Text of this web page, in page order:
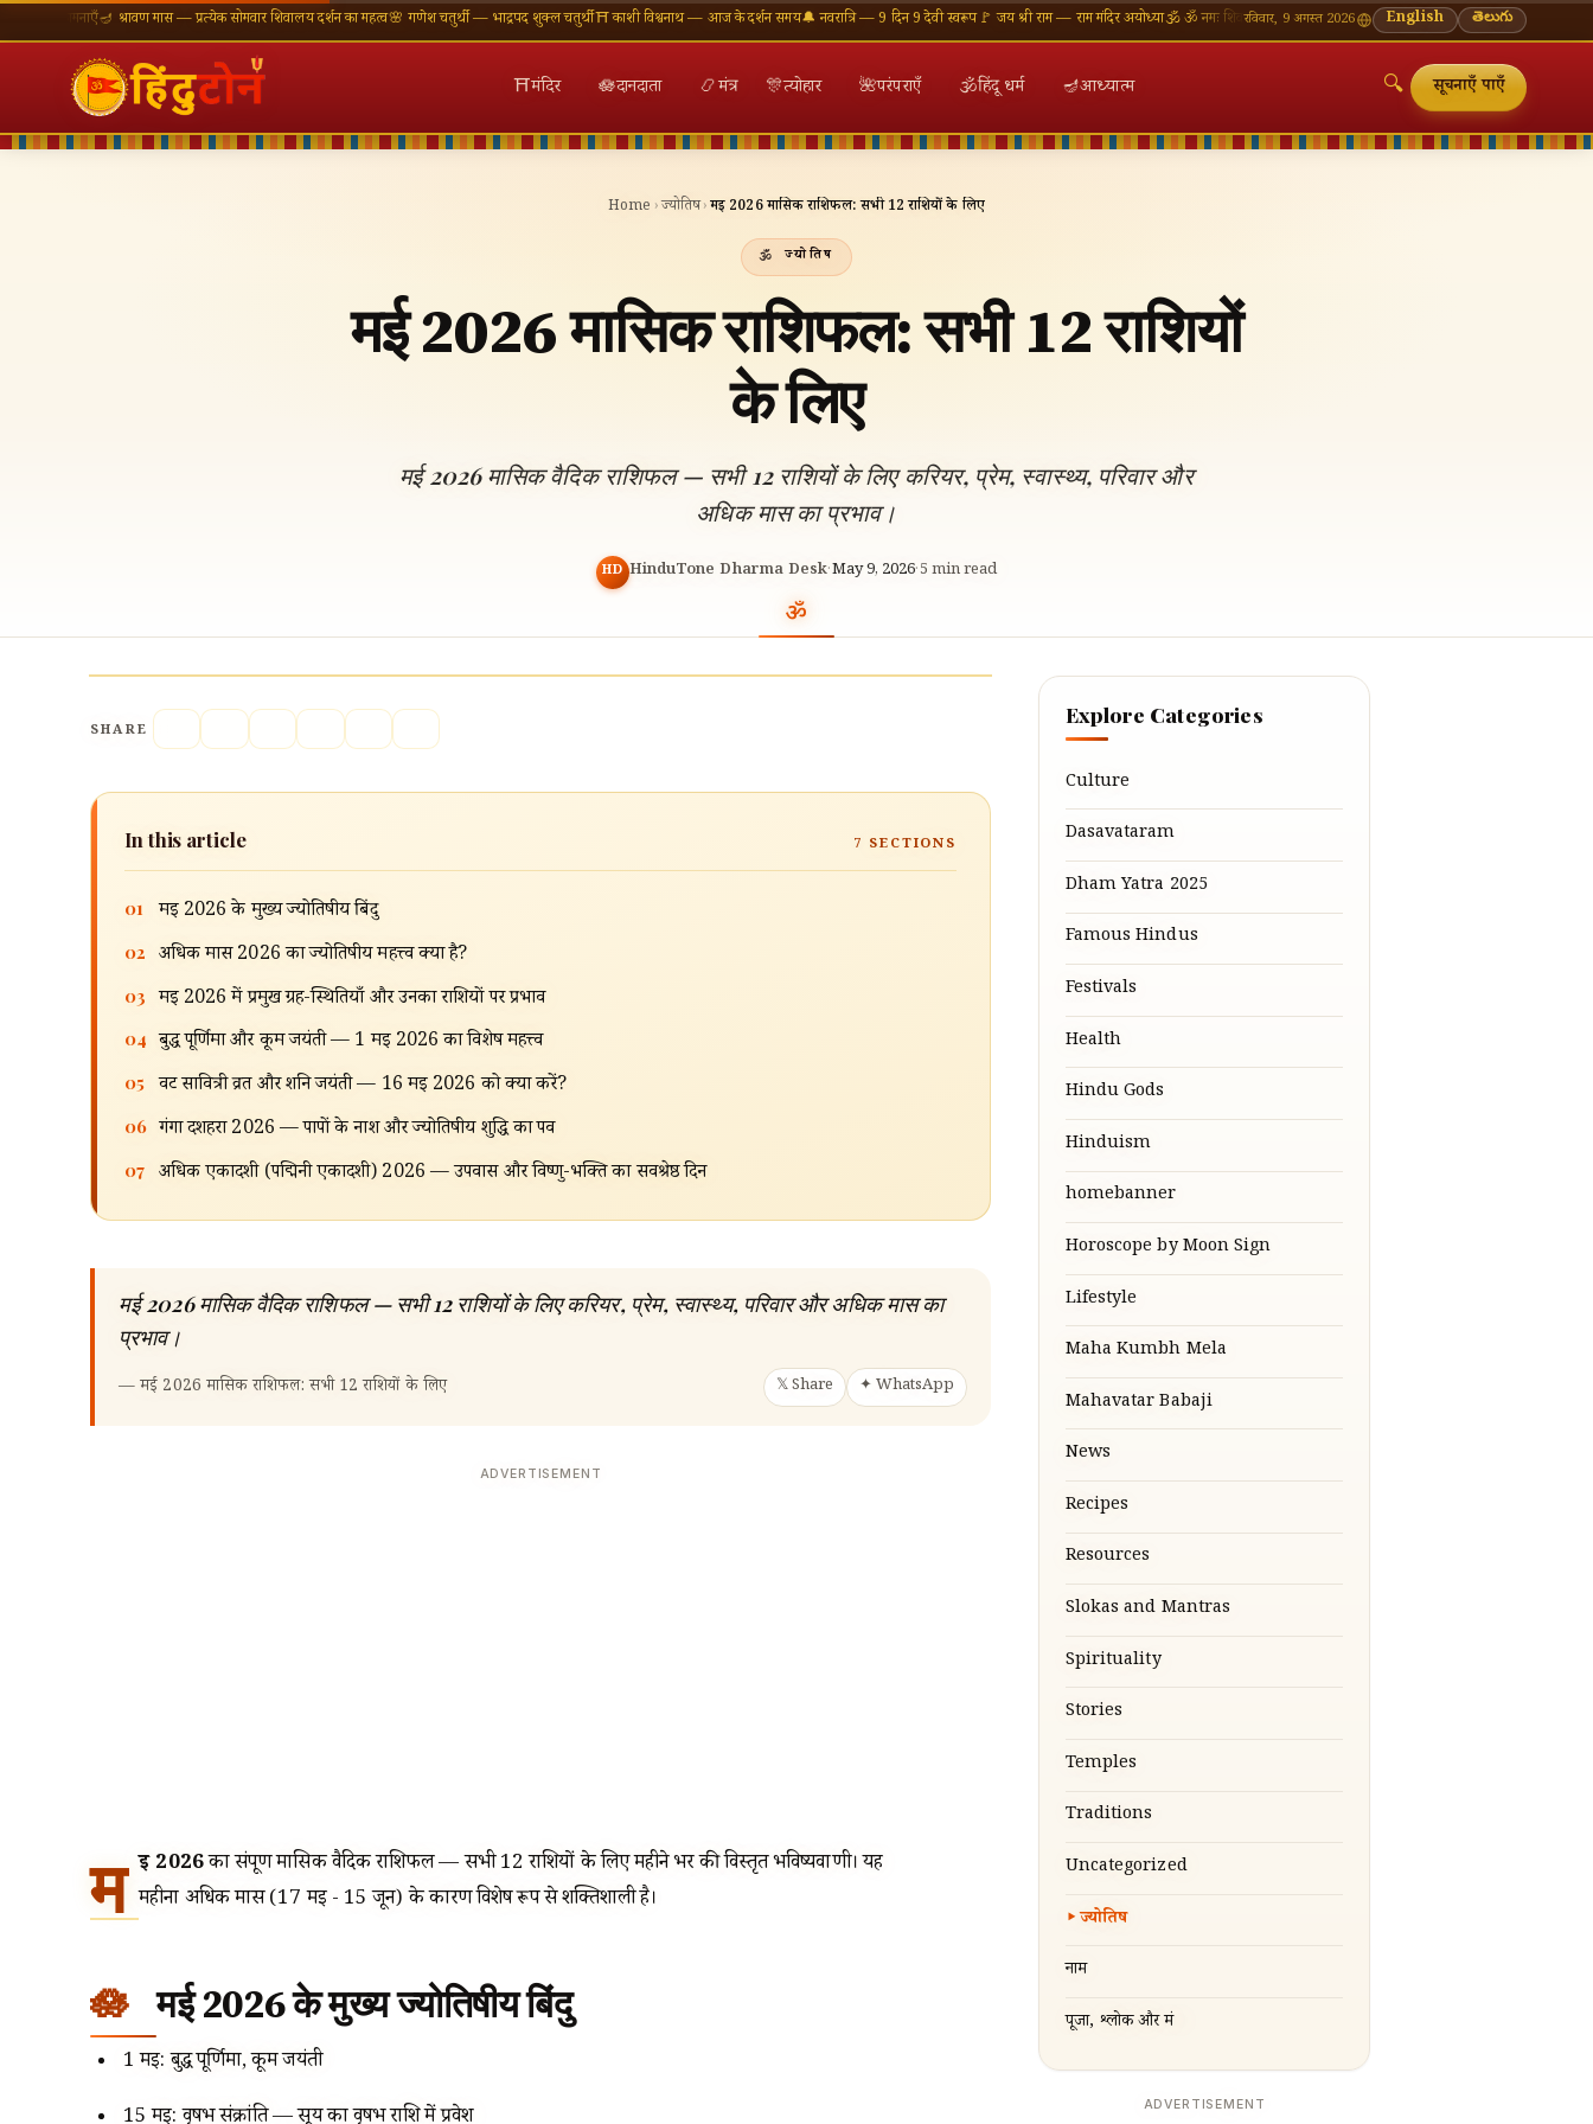
🪔 श्रावण मास — प्रत्येक सोमवार शिवालय दर्शन का महत्व🌸 गणेश चतुर्थी — भाद्रपद शुक्ल चतुर्थी ⛩ काशी विश्वनाथ — आज के दर्शन समय🔔 नवरात्रि — 9 दिन 9 देवी स्वरूप🚩 जय श्री राम — राम मंदिर अयोध्या🕉 ॐ नमः शिवाय — सोमवार व्रत की शुभकामनाएँ🪔 श्रावण मास — प्रत्येक सोमवार शिवालय दर्शन
रविवार, 9 अगस्त 2026 English తెలుగు
⛩मंदिर 🪷दानदाता 📿मंत्र 🎊त्योहार 🌺परंपराएँ 🕉हिंदू धर्म 🪔आध्यात्म 🔍 सूचनाएँ पाएँ
Home ›ज्योतिष›मई 2026 मासिक राशिफल: सभी 12 राशियों के लिए
ज्योतिष
मई 2026 मासिक राशिफल: सभी 12 राशियों
के लिए
मई 2026 मासिक वैदिक राशिफल — सभी 12 राशियों के लिए करियर, प्रेम, स्वास्थ्य, परिवार और
अधिक मास का प्रभाव।
HD HinduTone Dharma Desk·May 9, 2026·5 min read
SHARE
In this article 7 SECTIONS
01 मई 2026 के मुख्य ज्योतिषीय बिंदु
02 अधिक मास 2026 का ज्योतिषीय महत्त्व क्या है?
03 मई 2026 में प्रमुख ग्रह-स्थितियाँ और उनका राशियों पर प्रभाव
04 बुद्ध पूर्णिमा और कूर्म जयंती — 1 मई 2026 का विशेष महत्त्व
05 वट सावित्री व्रत और शनि जयंती — 16 मई 2026 को क्या करें?
06 गंगा दशहरा 2026 — पापों के नाश और ज्योतिषीय शुद्धि का पर्व
07 अधिक एकादशी (पद्मिनी एकादशी) 2026 — उपवास और विष्णु-भक्ति का सर्वश्रेष्ठ दिन
मई 2026 मासिक वैदिक राशिफल — सभी 12 राशियों के लिए करियर, प्रेम, स्वास्थ्य, परिवार और अधिक मास का
प्रभाव।
—मई 2026 मासिक राशिफल: सभी 12 राशियों के लिए 𝕏 Share ✦ WhatsApp
ADVERTISEMENT
म ई 2026का संपूर्ण मासिक वैदिक राशिफल — सभी 12 राशियों के लिए महीने भर की विस्तृत भविष्यवाणी। यह
महीना अधिक मास (17 मई - 15 जून) के कारण विशेष रूप से शक्तिशाली है।
मई 2026 के मुख्य ज्योतिषीय बिंदु
1 मई: बुद्ध पूर्णिमा, कूर्म जयंती
Explore Categories
Culture
Dasavataram
Dham Yatra 2025
Famous Hindus
Festivals
Health
Hindu Gods
Hinduism
homebanner
Horoscope by Moon Sign
Lifestyle
Maha Kumbh Mela
Mahavatar Babaji
News
Recipes
Resources
Slokas and Mantras
Spirituality
Stories
Temples
Traditions
Uncategorized
ज्योतिष
नाम
पूजा, श्लोक और मंत्र
ADVERTISEMENT